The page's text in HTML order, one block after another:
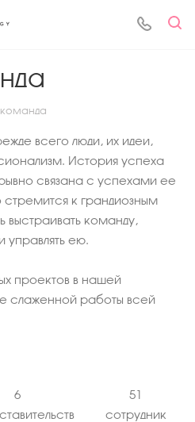
всего люди, их идеи,
История успеха
связана с успехами ее
к грандиозным
выстраивать команду,
управлять ею.
проектов в нашей
слаженной работы всей
6
51
сотрудник